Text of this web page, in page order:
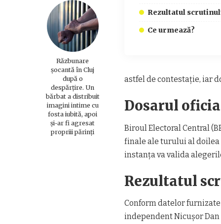
Răzbunare
șocantă în Cluj
după o
despărțire. Un
bărbat a distribuit
imagini intime cu
fosta iubită, apoi
și-ar fi agresat
propriii părinți
Rezultatul
Ce urmează?
astfel de contestație, iar
Dosarul
Biroul Electoral Central
finale ale turului al doilea
instanța va valida
Rezultatul
Conform datelor
independent Nicușor